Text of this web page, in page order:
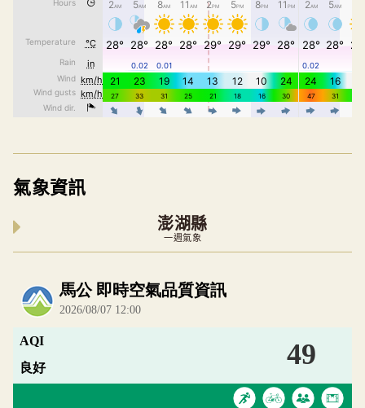
氣象資訊
澎湖縣
一週氣象
內嵌空氣品質小工具為視覺預覽，完整即時空